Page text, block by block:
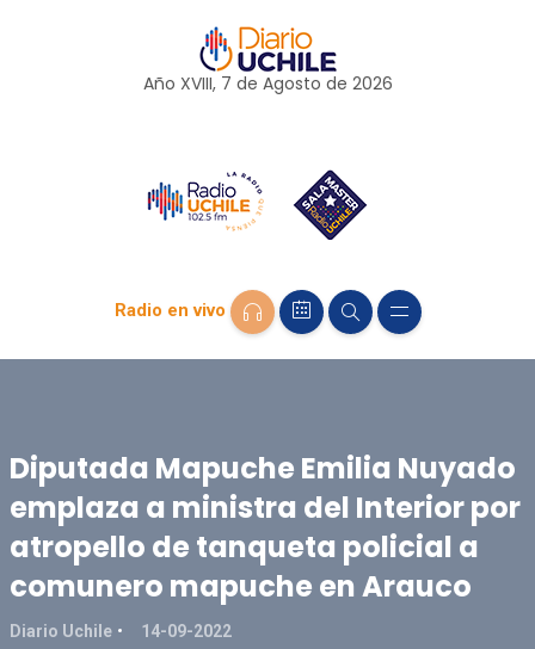
Año XVIII, 7 de Agosto de 2026
Radio en vivo
Diputada Mapuche Emilia Nuyado
emplaza a ministra del Interior por
atropello de tanqueta policial a
comunero mapuche en Arauco
Diario Uchile 14-09-2022